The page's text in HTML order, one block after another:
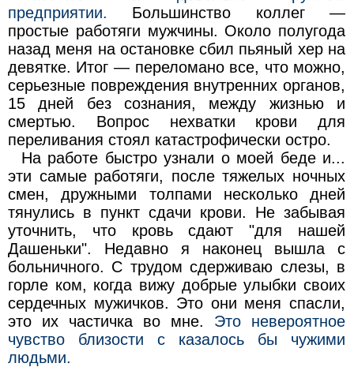
предприятии. Большинство коллег —
простые работяги мужчины. Около полугода
назад меня на остановке сбил пьяный хер на
девятке. Итог — переломано все, что можно,
серьезные повреждения внутренних органов,
15 дней без сознания, между жизнью и
смертью. Вопрос нехватки крови для
переливания стоял катастрофически остро.
На работе быстро узнали о моей беде и...
эти самые работяги, после тяжелых ночных
смен, дружными толпами несколько дней
тянулись в пункт сдачи крови. Не забывая
уточнить, что кровь сдают "для нашей
Дашеньки". Недавно я наконец вышла с
больничного. С трудом сдерживаю слезы, в
горле ком, когда вижу добрые улыбки своих
сердечных мужичков. Это они меня спасли,
это их частичка во мне. Это невероятное
чувство близости с казалось бы чужими
людьми.